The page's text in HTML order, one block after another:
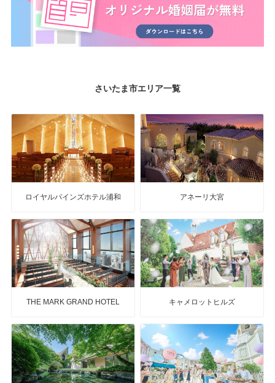
さいたま市エリア一覧
ロイヤルパインズホテル浦和 アネーリ大宮
THE MARK GRAND HOTEL キャメロットヒルズ